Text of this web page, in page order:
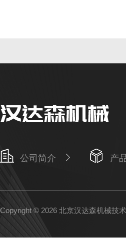
公司简介 产
Copyright © 2026 北京汉达森机械技